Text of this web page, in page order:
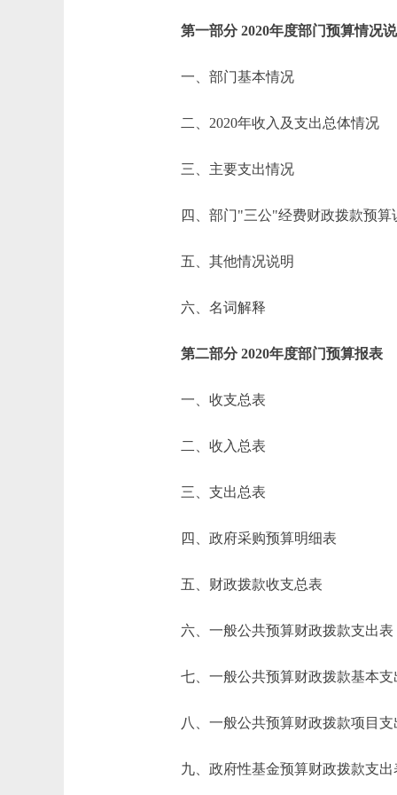
第一部分 2020年度部门预算情况说
一、部门基本情况
二、2020年收入及支出总体情况
三、主要支出情况
四、部门"三公"经费财政拨款预算
五、其他情况说明
六、名词解释
第二部分 2020年度部门预算报表
一、收支总表
二、收入总表
三、支出总表
四、政府采购预算明细表
五、财政拨款收支总表
六、一般公共预算财政拨款支出表
七、一般公共预算财政拨款基本支
八、一般公共预算财政拨款项目支
九、政府性基金预算财政拨款支出